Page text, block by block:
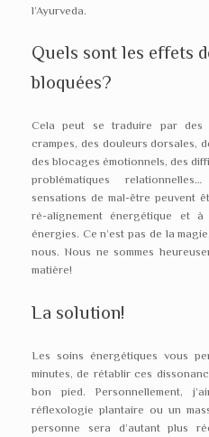
l’Ayurveda.
Quels sont les effets
bloquées?
Cela peut se traduire par des
crampes, des douleurs dorsales,
des blocages émotionnels, des
problématiques
sensations de mal-être peuvent
ré-alignement énergétique et
énergies. Ce n’est pas de la
nous. Nous ne sommes
matière!
La solution!
Les soins énergétiques vous
minutes, de rétablir ces
bon pied. Personnellement,
réflexologie plantaire ou un
personne sera d’autant plus